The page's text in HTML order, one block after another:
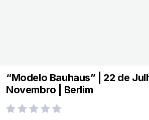
“Modelo Bauhaus” | 22 de
Novembro | Berlim